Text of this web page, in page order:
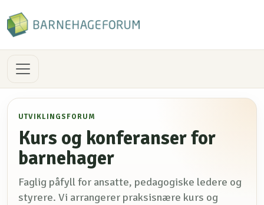
UTVIKLINGSFORUM
Kurs og konferanser for
barnehager
Faglig påfyll for ansatte, pedagogiske ledere og
styrere. Vi arrangerer praksisnære kurs og